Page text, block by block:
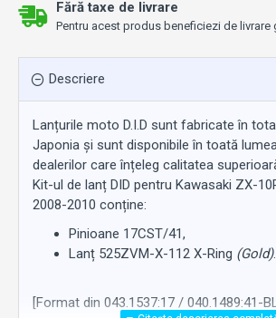
Fără taxe de livrare
Pentru acest produs beneficiezi de livrare
Descriere
Lanțurile moto D.I.D sunt fabricate în
Japonia și sunt disponibile în toată
dealerilor care înțeleg calitatea
Kit-ul de lanț DID pentru Kawasaki ZX-
2008-2010 conține:
Pinioane 17CST/41,
Lanț 525ZVM-X-112 X-Ring (Gold).
[Format din 043.1537:17 / 040.1489:41-